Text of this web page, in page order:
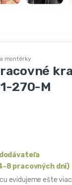
montérky
270-M
8 pracovných dni)
evidujeme ešte viac